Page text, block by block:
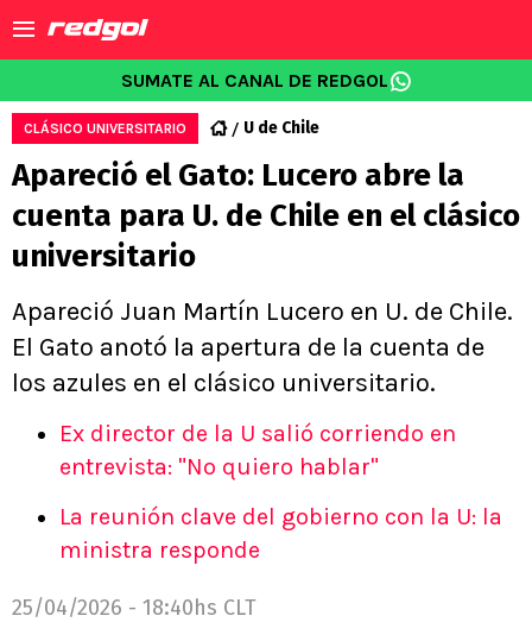
SUMATE AL CANAL DE REDGOL
CLÁSICO UNIVERSITARIO U de Chile
Apareció el Gato: Lucero abre la
cuenta para U. de Chile en el clásico
universitario
Apareció Juan Martín Lucero en U. de Chile.
El Gato anotó la apertura de la cuenta de
los azules en el clásico universitario.
Ex director de la U salió corriendo en
entrevista: "No quiero hablar"
La reunión clave del gobierno con la U: la
ministra responde
25/04/2026 - 18:40hs CLT